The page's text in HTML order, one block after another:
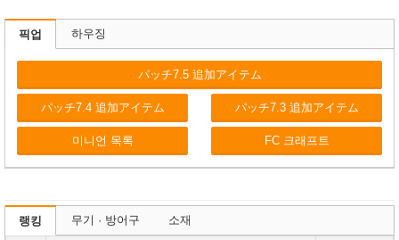
픽업 하우징
パッチ7.5 追加アイテム
パッチ7.4 追加アイテム
미니언 목록
パッチ7.3 追加アイテム
FC 크래프트
랭킹 무기 · 방어구 소재